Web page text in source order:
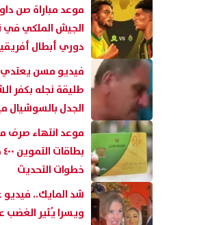
موعد مباراة صن
الجيش الملكي في
دوري أبطال
فيديو مسن
طليقة نجله بكفر
الجدل بالسوشيال
موعد انتهاء صرف
خطوات التحديث
شد المايك.. فيديو
ويسرا يُثير الغضب